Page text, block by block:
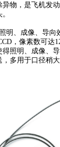
物，是飞机发
明、成像、导
，像素数可达
照明、成像、
多用于口径稍